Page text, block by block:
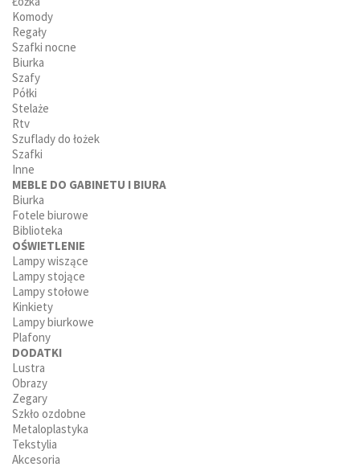
Komody
Regały
Szafki nocne
Biurka
Szafy
Półki
Stelaże
Rtv
Szuflady do łożek
Szafki
Inne
MEBLE DO GABINETU I BIURA
Biurka
Fotele biurowe
Biblioteka
OŚWIETLENIE
Lampy wiszące
Lampy stojące
Lampy stołowe
Kinkiety
Lampy biurkowe
Plafony
DODATKI
Lustra
Obrazy
Zegary
Szkło ozdobne
Metaloplastyka
Tekstylia
Akcesoria